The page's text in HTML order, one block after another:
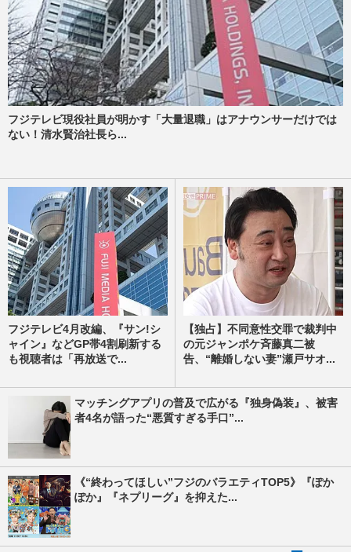
フジテレビ現役社員が明かす「大量退職」はアナウンサーだけでは
ない！清水賢治社長ら...
フジテレビ4月改編、『サン!シ
ャイン』などGP帯4割刷新する
も視聴者は「再放送で...
【独占】不同意性交罪で裁判中
の元ジャンポケ斉藤真二被
告、“離婚しない妻”瀬戸サオ...
マッチングアプリの普及で広がる『独身偽装』、被害
者4名が語った“悪質すぎる手口”...
《“終わってほしい”フジのバラエティTOP5》『ぽか
ぽか』『ネプリーグ』を抑えた...